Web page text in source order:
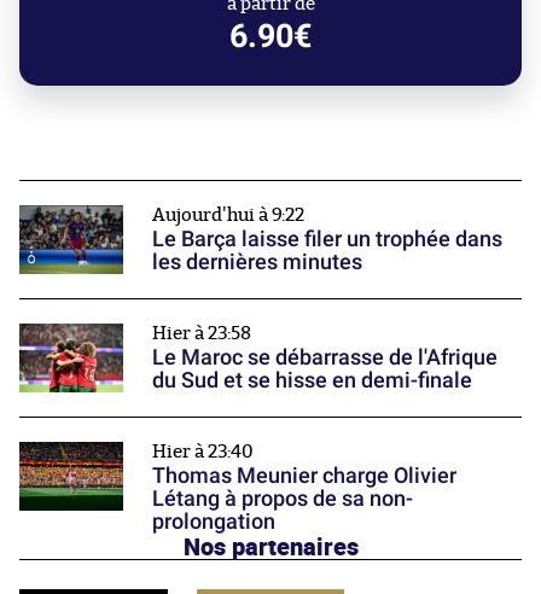
à partir de
6.90€
Aujourd'hui à 9:22
Le Barça laisse filer un trophée dans
les dernières minutes
Hier à 23:58
Le Maroc se débarrasse de l'Afrique
du Sud et se hisse en demi-finale
Hier à 23:40
Thomas Meunier charge Olivier
Létang à propos de sa non-
prolongation
Nos partenaires